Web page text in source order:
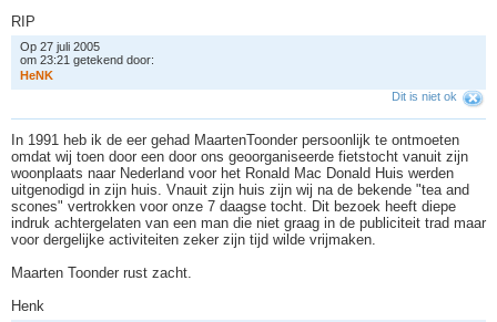
RIP
Op 27 juli 2005
om 23:21 getekend door:
HeNK
Dit is niet ok
In 1991 heb ik de eer gehad MaartenToonder persoonlijk te ontmoeten
omdat wij toen door een door ons geoorganiseerde fietstocht vanuit zijn
woonplaats naar Nederland voor het Ronald Mac Donald Huis werden
uitgenodigd in zijn huis. Vnauit zijn huis zijn wij na de bekende "tea and
scones" vertrokken voor onze 7 daagse tocht. Dit bezoek heeft diepe
indruk achtergelaten van een man die niet graag in de publiciteit trad maar
voor dergelijke activiteiten zeker zijn tijd wilde vrijmaken.
Maarten Toonder rust zacht.
Henk